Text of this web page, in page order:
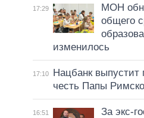
17:29
МОН
общего
изменилось
17:10
Нацбанк
честь Папы
16:51
За экс-